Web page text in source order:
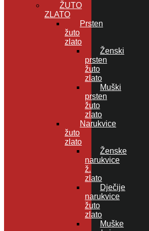
ŽUTO
ZLATO
Prsten
žuto
zlato
Ženski
prsten
žuto
zlato
Muški
prsten
žuto
zlato
Narukvice
žuto
zlato
Ženske
narukvice
ž.
zlato
Dječije
narukvice
žuto
zlato
Muške